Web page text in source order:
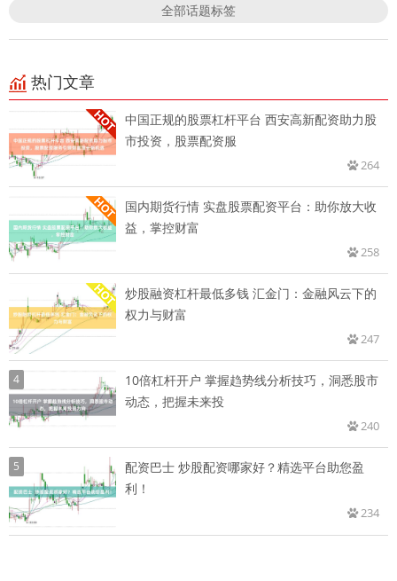
全部话题标签
热门文章
中国正规的股票杠杆平台 西安高新配资助力股
市投资，股票配资服
264
国内期货行情 实盘股票配资平台：助你放大收
益，掌控财富
258
炒股融资杠杆最低多钱 汇金门：金融风云下的
权力与财富
247
4
10倍杠杆开户 掌握趋势线分析技巧，洞悉股市
动态，把握未来投
240
5
配资巴士 炒股配资哪家好？精选平台助您盈
利！
234